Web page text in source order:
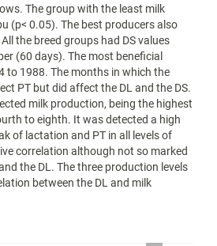
The group with the least milk
(p< 0.05). The best producers also
the breed groups had DS values
(60 days). The most beneficial
to 1988. The months in which the
PT but did affect the DL and the DS.
milk production, being the highest
to eighth. It was detected a high
of lactation and PT in all levels of
correlation although not so marked
the DL. The three production levels
between the DL and milk